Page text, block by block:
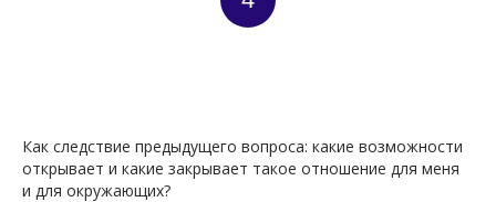
Как следствие предыдущего вопроса: какие возможности
открывает и какие закрывает такое отношение для меня
и для окружающих?